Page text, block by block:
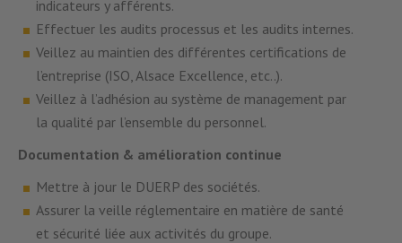
indicateurs y afférents.
Effectuer les audits processus et les audits internes.
Veillez au maintien des différentes certifications de
l’entreprise (ISO, Alsace Excellence, etc..).
Veillez à l’adhésion au système de management par
la qualité par l’ensemble du personnel.
Documentation & amélioration continue
Mettre à jour le DUERP des sociétés.
Assurer la veille réglementaire en matière de santé
et sécurité liée aux activités du groupe.